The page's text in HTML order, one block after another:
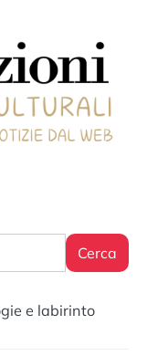
Cerca
e labirinto